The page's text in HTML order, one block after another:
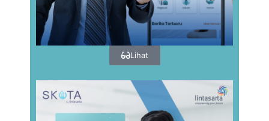
Lihat